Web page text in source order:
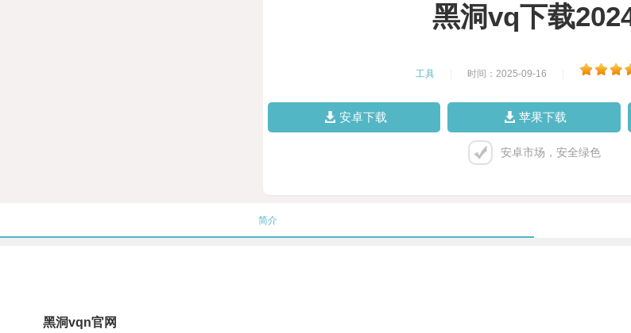
黑洞vq下载
工具 时间：2025-09-16
安卓下载 苹果下载
安卓市场，安全绿色
简介
黑洞vqn官网